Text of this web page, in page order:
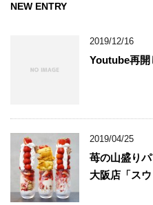
NEW ENTRY
2019/12/16
Youtube再開
2019/04/25
苺の山盛り
大阪店「ス